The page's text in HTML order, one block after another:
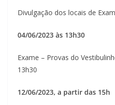
Divulgação dos locais de
04/06/2023 às 13h30
Exame – Provas do
13h30
12/06/2023, a partir das 15h